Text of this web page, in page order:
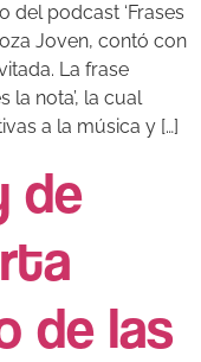
del podcast ‘Frases
Joven, contó con
La frase
la nota’, la cual
a la música y […]
de
de las